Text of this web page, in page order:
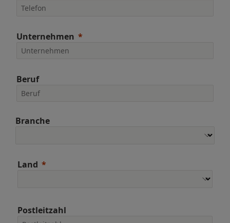
Unternehmen
Beruf
Branche
Land
Postleitzahl